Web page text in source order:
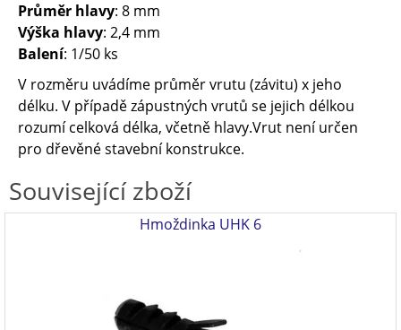
Průměr hlavy: 8 mm
Výška hlavy: 2,4 mm
Balení: 1/50 ks
V rozměru uvádíme průměr vrutu (závitu) x jeho
délku. V případě zápustných vrutů se jejich délkou
rozumí celková délka, včetně hlavy.Vrut není určen
pro dřevěné stavební konstrukce.
Související zboží
Hmoždinka UHK 6